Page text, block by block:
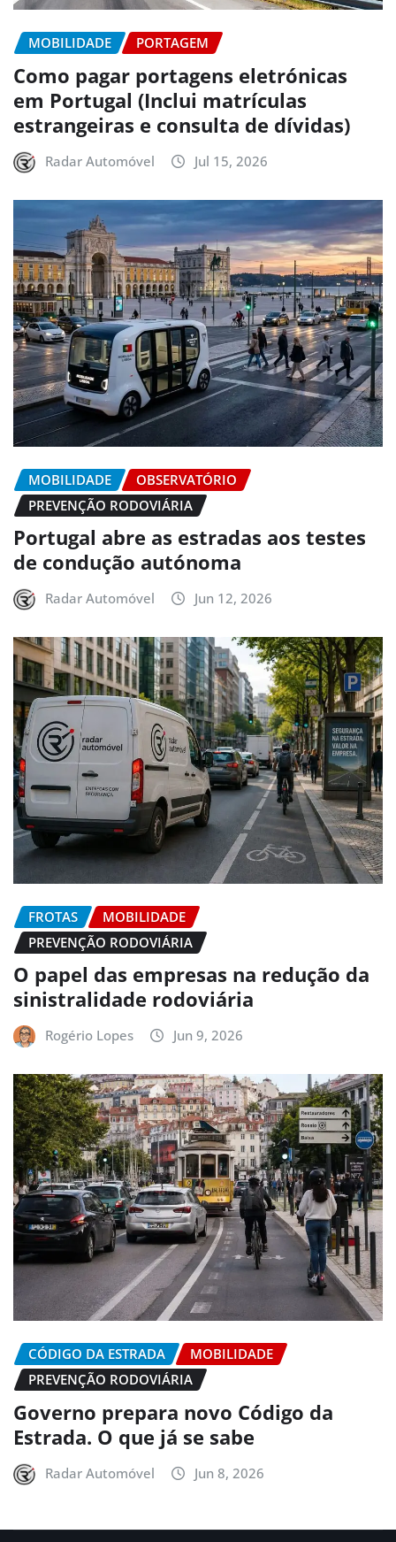
MOBILIDADE PORTAGEM
Como pagar portagens eletrónicas
em Portugal (Inclui matrículas
estrangeiras e consulta de dívidas)
Radar Automóvel Jul 15, 2026
MOBILIDADE
OBSERVATÓRIO
PREVENÇÃO RODOVIÁRIA
Portugal abre as estradas aos testes
de condução autónoma
Radar Automóvel Jun 12, 2026
FROTAS
MOBILIDADE
PREVENÇÃO RODOVIÁRIA
O papel das empresas na redução da
sinistralidade rodoviária
Rogério Lopes Jun 9, 2026
CÓDIGO DA ESTRADA
MOBILIDADE
PREVENÇÃO RODOVIÁRIA
Governo prepara novo Código da
Estrada. O que já se sabe
Radar Automóvel Jun 8, 2026